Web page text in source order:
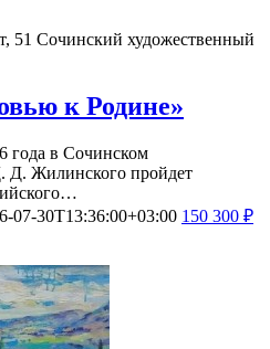
51 Сочинский художественный
к Родине»
года в Сочинском
Д. Жилинского пройдет
07-30T13:36:00+03:00 150 300 ₽